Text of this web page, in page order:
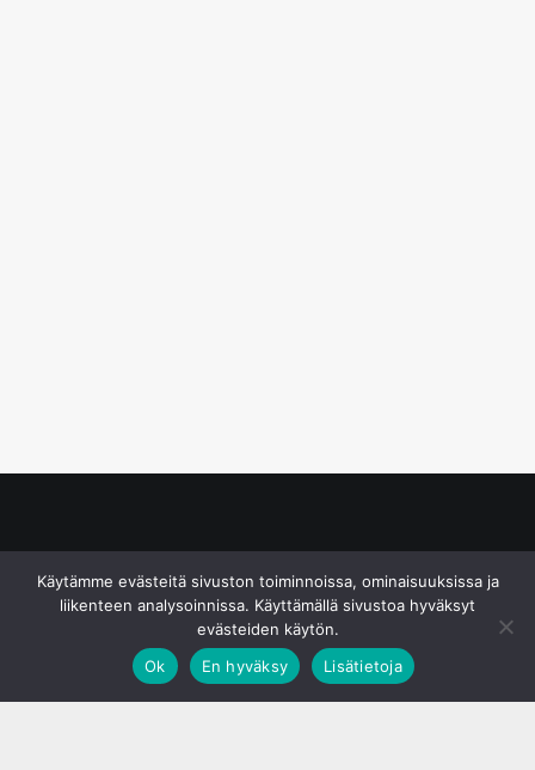
Käytämme evästeitä sivuston toiminnoissa, ominaisuuksissa ja
liikenteen analysoinnissa. Käyttämällä sivustoa hyväksyt
evästeiden käytön.
Ok
En hyväksy Lisätietoja